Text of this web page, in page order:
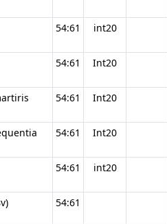
54:61 int20
54:61 Int20
54:61 Int20
54:61 Int20
54:61 int20
54:61